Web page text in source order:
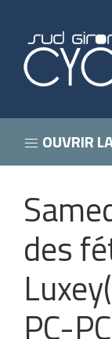
OUVRIR
des
PC-